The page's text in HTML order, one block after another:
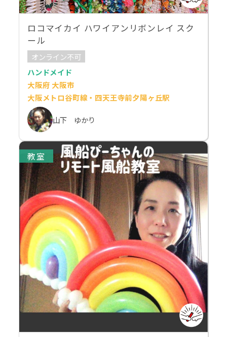
ロコマイカイ ハワイアンリボンレイ スク
ール
オンライン不可
ハンドメイド
大阪府 大阪市
大阪メトロ谷町線・四天王寺前夕陽ヶ丘駅
山下 ゆかり
教室